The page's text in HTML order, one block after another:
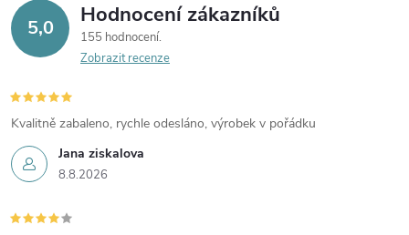
5,0 Hodnocení zákazníků
155 hodnocení
Zobrazit recenze
Jana ziskalova
8.8.2026
Kvalitně zabaleno, rychle odesláno, výrobek v pořádku